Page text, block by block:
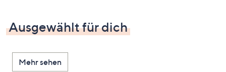
Ausgewählt für dich
Mehr sehen